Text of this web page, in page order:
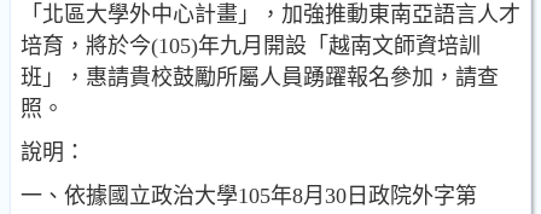
「北區大學外中心計畫」，加強推動東南亞語言人才
培育，將於今(105)年九月開設「越南文師資培訓
班」，惠請貴校鼓勵所屬人員踴躍報名參加，請查
照。
說明：
一、依據國立政治大學105年8月30日政院外字第